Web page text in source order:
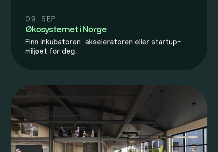
09. SEP
Økosystemet i Norge
Finn inkubatoren, akseleratoren eller startup-
miljøet for deg.